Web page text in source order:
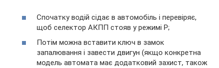
Спочатку водій сідає в автомобіль і перевіряє,
щоб селектор АКПП стояв у режимі P;
Потім можна вставити ключ в замок
запалювання і завести двигун (якщо конкретна
модель автомата має додатковий захист, також